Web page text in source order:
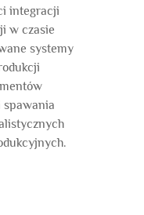
integracji
w czasie
systemy
spawania